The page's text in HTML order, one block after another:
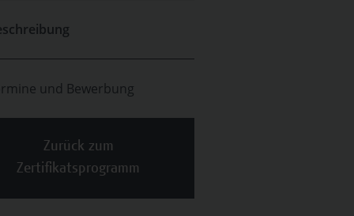
und Bewerbung
Zurück zum
Zertifikatsprogramm